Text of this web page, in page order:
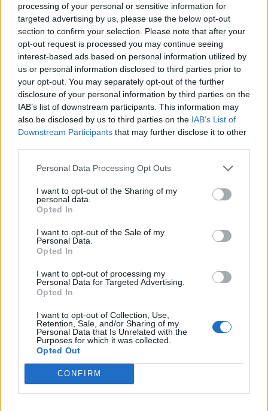
processing of your personal or sensitive information for
targeted advertising by us, please use the below opt-out
section to confirm your selection. Please note that after your
opt-out request is processed you may continue seeing
interest-based ads based on personal information utilized by
us or personal information disclosed to third parties prior to
your opt-out. You may separately opt-out of the further
disclosure of your personal information by third parties on the
IAB’s list of downstream participants. This information may
also be disclosed by us to third parties on the IAB’s List of
Downstream Participants that may further disclose it to other
Personal Data Processing Opt Outs
I want to opt-out of the Sharing of my
personal data.
Opted In
I want to opt-out of the Sale of my
Personal Data.
Opted In
I want to opt-out of processing my
Personal Data for Targeted Advertising.
Opted In
I want to opt-out of Collection, Use,
Retention, Sale, and/or Sharing of my
Personal Data that Is Unrelated with the
Purposes for which it was collected.
Opted Out
CONFIRM
κόσμο του ΟΦΗ
15:54
Super Cup: Ο Παπαπέτρου «σφυρίζει» το ΑΕΚ - ΟΦΗ
15:52
Χανιά: Δίκτυο 62 κοινόχρηστων κρηνών προσφέρει
δωρεάν πόσιμο νερό σε δημόσιους χώρους
15:49
Φεστιβάλ Κρήτης: Η μουσική παράσταση «Η Εποχή του
Ονείρου» σε Οροπέδιο Λασιθίου και Αρχάνες
Παπασταύρου: Σχεδόν ανέπαφο διασώθηκε το
φοινικόδασος της Πρέβελης από τη μεγάλη πυρκαγιά
ΠΕΡΙΣΣΟΤΕΡΑ
ΣΧΕΤΙΚA AΡΘΡΑ
ΟΠΕΚΑ: Πότε θα γίνει η δεύτερη πληρωμή των
ΟΠΕΚΑ: Πότε θα γίνει η δεύτερη
ΟΠΕΚΑ: Πότε θα γίνει η δεύτερη
Λογαριασμού Αγροτικής Εστίας